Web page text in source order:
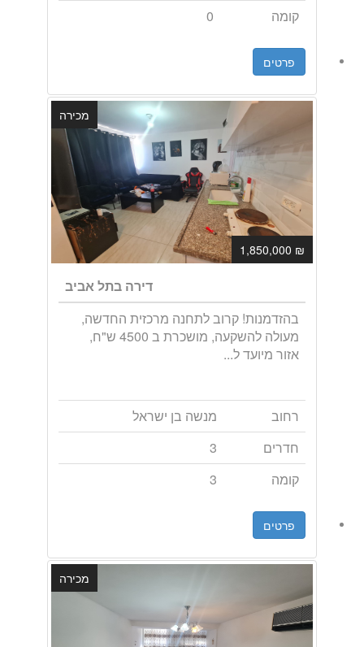
קומה
0
פרטים
₪ 1,850,000
מכירה
דירה בתל אביב
בהזדמנות! קרוב לתחנה מרכזית החדשה,
מעולה להשקעה, מושכרת ב 4500 ש"ח,
אזור מיועד ל...
רחוב
מנשה בן ישראל
חדרים
3
קומה
3
פרטים
מכירה